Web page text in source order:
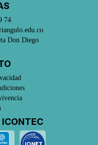
74
Don Diego